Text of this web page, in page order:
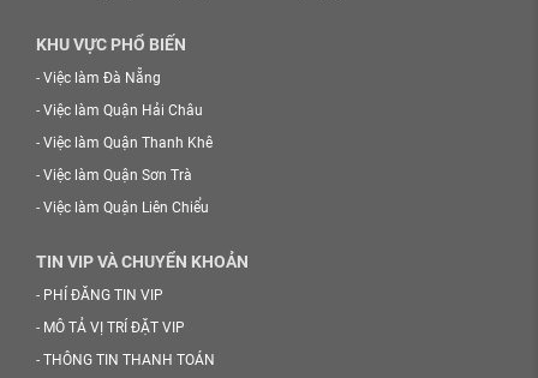
KHU VỰC PHỔ BIẾN
- Việc làm Đà Nẵng
- Việc làm Quận Hải Châu
- Việc làm Quận Thanh Khê
- Việc làm Quận Sơn Trà
- Việc làm Quận Liên Chiểu
TIN VIP VÀ CHUYỂN KHOẢN
- PHÍ ĐĂNG TIN VIP
- MÔ TẢ VỊ TRÍ ĐẶT VIP
- THÔNG TIN THANH TOÁN